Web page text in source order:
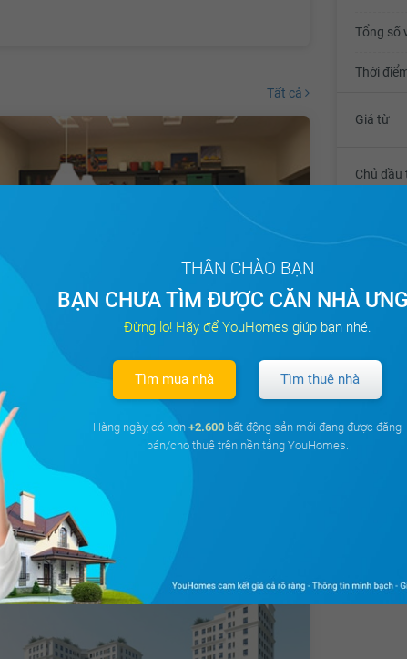
Tất cả
1.8 tỷ
căn hộ chung cư Chung cư Việt Hưng Green
(CT15 Việt Hưng) - Khu đô thị Việt Hưng
Biên, Quận Long Biên, Hà Nội
ưu đãi
Tổng số
Thời
Giá từ
Chủ đầu
THÂN CHÀO BẠN
BẠN CHƯA TÌM ĐƯỢC CĂN NHÀ
Đừng lo! Hãy để YouHomes giúp bạn nhé.
Tìm mua nhà Tìm thuê nhà
Hàng ngày, có hơn +2.600 bất động sản mới đang được đăng
bán/cho thuê trên nền tảng YouHomes.